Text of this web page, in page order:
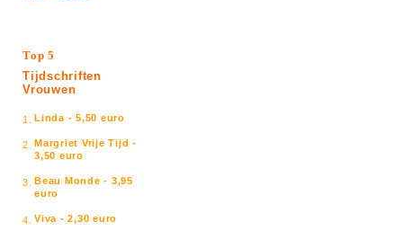
Top 5
Tijdschriften
Vrouwen
1. Linda - 5,50 euro
2. Margriet Vrije Tijd -
3,50 euro
3. Beau Monde - 3,95
euro
4. Viva - 2,30 euro